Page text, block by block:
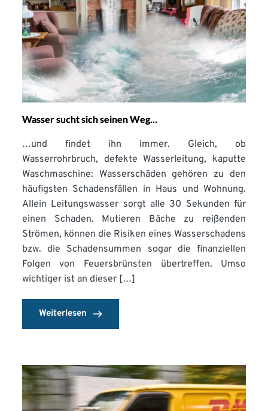
Wasser sucht sich seinen Weg…
…und findet ihn immer. Gleich, ob
Wasserrohrbruch, defekte Wasserleitung, kaputte
Waschmaschine: Wasserschäden gehören zu den
häufigsten Schadensfällen in Haus und Wohnung.
Allein Leitungswasser sorgt alle 30 Sekunden für
einen Schaden. Mutieren Bäche zu reißenden
Strömen, können die Risiken eines Wasserschadens
bzw. die Schadensummen sogar die finanziellen
Folgen von Feuersbrünsten übertreffen. Umso
wichtiger ist an dieser […]
Weiterlesen